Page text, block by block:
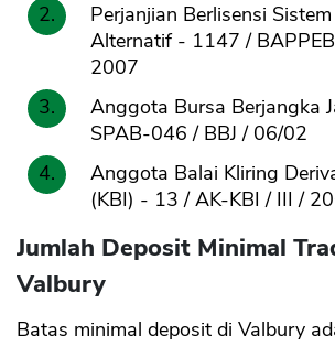
Perjanjian Berlisensi
Alternatif - 1147 /
2007
Anggota Bursa Berjangka
SPAB-046 / BBJ / 06/02
Anggota Balai Kliring
(KBI) - 13 / AK-KBI / III /
Jumlah Deposit Minimal
Valbury
Batas minimal deposit di Valbury